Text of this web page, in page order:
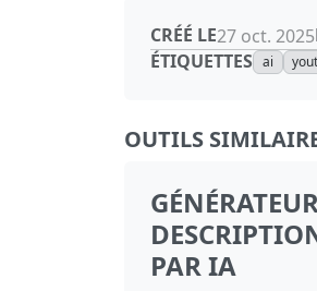
CRÉÉ LE27 oct. 2025
ÉTIQUETTES ai
OUTILS
PAR IA